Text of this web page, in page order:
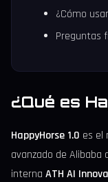
¿Cómo
Preguntas
¿Qué es
HappyHorse 1.0 es el
avanzado de Alibaba
interna ATH AI